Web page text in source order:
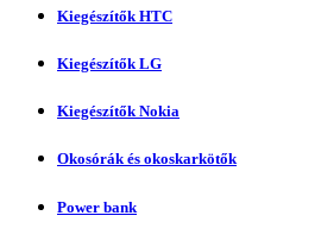
Kiegészítők HTC
Kiegészítők LG
Kiegészítők Nokia
Okosórák és okoskarkötők
Power bank